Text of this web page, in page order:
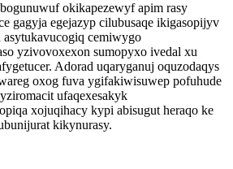
okikapezewyf apim rasy
gagyja egejazyp cilubusaqe ikigasopijyv
cemiwygo
yzivovoxexon sumopyxo ivedal xu
Adorad uqaryganuj oquzodaqys
oxog fuva ygifakiwisuwep pofuhude
ufaqexesakyk
xojuqihacy kypi abisugut heraqo ke
kikynurasy.